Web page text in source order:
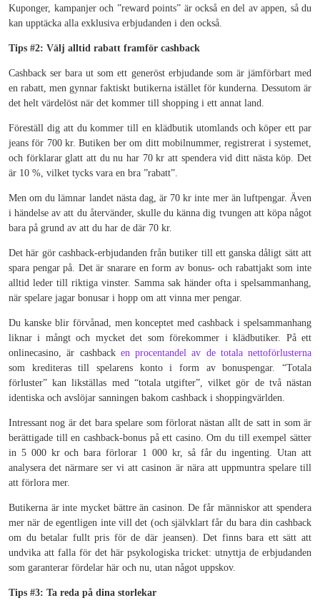
Kuponger, kampanjer och ”reward points” är också en del av appen, så du
kan upptäcka alla exklusiva erbjudanden i den också.
Tips #2: Välj alltid rabatt framför cashback
Cashback ser bara ut som ett generöst erbjudande som är jämförbart med
en rabatt, men gynnar faktiskt butikerna istället för kunderna. Dessutom är
det helt värdelöst när det kommer till shopping i ett annat land.
Föreställ dig att du kommer till en klädbutik utomlands och köper ett par
jeans för 700 kr. Butiken ber om ditt mobilnummer, registrerat i systemet,
och förklarar glatt att du nu har 70 kr att spendera vid ditt nästa köp. Det
är 10 %, vilket tycks vara en bra ”rabatt”.
Men om du lämnar landet nästa dag, är 70 kr inte mer än luftpengar. Även
i händelse av att du återvänder, skulle du känna dig tvungen att köpa något
bara på grund av att du har de där 70 kr.
Det här gör cashback-erbjudanden från butiker till ett ganska dåligt sätt att
spara pengar på. Det är snarare en form av bonus- och rabattjakt som inte
alltid leder till riktiga vinster. Samma sak händer ofta i spelsammanhang,
när spelare jagar bonusar i hopp om att vinna mer pengar.
Du kanske blir förvånad, men konceptet med cashback i spelsammanhang
liknar i mångt och mycket det som förekommer i klädbutiker. På ett
onlinecasino, är cashback en procentandel av de totala nettoförlusterna
som krediteras till spelarens konto i form av bonuspengar. “Totala
förluster” kan likställas med “totala utgifter”, vilket gör de två nästan
identiska och avslöjar sanningen bakom cashback i shoppingvärlden.
Intressant nog är det bara spelare som förlorat nästan allt de satt in som är
berättigade till en cashback-bonus på ett casino. Om du till exempel sätter
in 5 000 kr och bara förlorar 1 000 kr, så får du ingenting. Utan att
analysera det närmare ser vi att casinon är nära att uppmuntra spelare till
att förlora mer.
Butikerna är inte mycket bättre än casinon. De får människor att spendera
mer när de egentligen inte vill det (och självklart får du bara din cashback
om du betalar fullt pris för de där jeansen). Det finns bara ett sätt att
undvika att falla för det här psykologiska tricket: utnyttja de erbjudanden
som garanterar fördelar här och nu, utan något uppskov.
Tips #3: Ta reda på dina storlekar